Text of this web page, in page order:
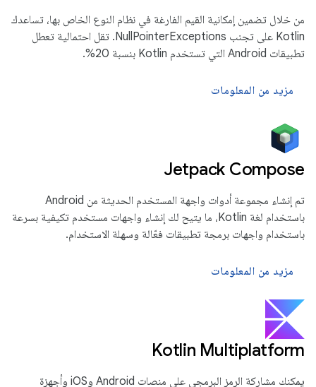
من خلال تضمين إمكانية القيم الفارغة في نظام النوع الخاص بها، تساعدك
Kotlin على تجنب NullPointerExceptions. تقل احتمالية تعطل
تطبيقات Android التي تستخدم Kotlin بنسبة 20%.
مزيد من المعلومات
Jetpack Compose
تم إنشاء مجموعة أدوات واجهة المستخدم الحديثة من Android
باستخدام لغة Kotlin، ما يتيح لك إنشاء واجهات مستخدم تكيفية بسرعة
باستخدام واجهات برمجة تطبيقات فعّالة وسهلة الاستخدام.
مزيد من المعلومات
‫Kotlin Multiplatform
يمكنك مشاركة الرمز البرمجي على منصات Android وiOS وأجهزة